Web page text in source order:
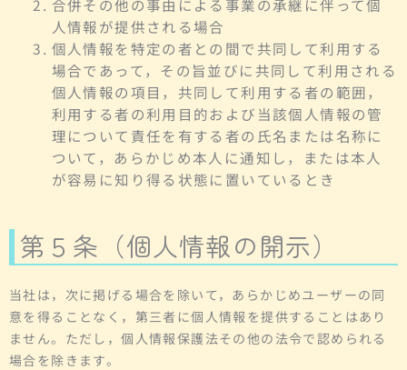
合併その他の事由による事業の承継に伴って個
人情報が提供される場合
個人情報を特定の者との間で共同して利用する
場合であって，その旨並びに共同して利用される
個人情報の項目，共同して利用する者の範囲，
利用する者の利用目的および当該個人情報の管
理について責任を有する者の氏名または名称に
ついて，あらかじめ本人に通知し，または本人
が容易に知り得る状態に置いているとき
第５条（個人情報の開示）
当社は，次に掲げる場合を除いて，あらかじめユーザーの同
意を得ることなく，第三者に個人情報を提供することはあり
ません。ただし，個人情報保護法その他の法令で認められる
場合を除きます。